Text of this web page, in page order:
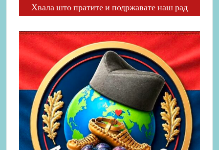
Хвала што пратите и подржавате наш рад